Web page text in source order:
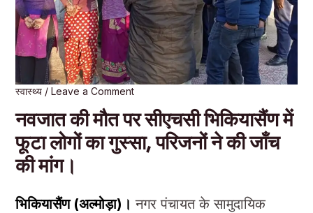
स्वास्थ्य/ Leave a Comment
नवजात की मौत पर सीएचसी भिकियासैंण में
फूटा लोगों का गुस्सा, परिजनों ने की जाँच
की मांग।
भिकियासैंण (अल्मोड़ा)। नगर पंचायत के सामुदायिक